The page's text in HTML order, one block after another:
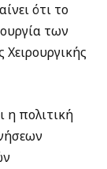
ότι το
των
Χειρουργικής
η πολιτική